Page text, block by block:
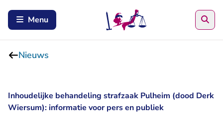
Menu
Nieuws
Inhoudelijke behandeling strafzaak Pulheim (dood Derk
Wiersum): informatie voor pers en publiek